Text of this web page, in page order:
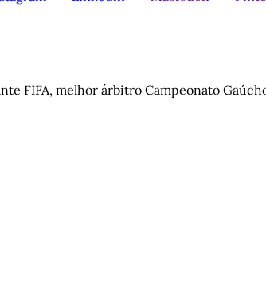
FIFA, melhor árbitro Campeonato